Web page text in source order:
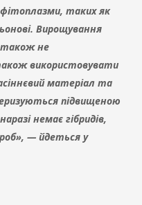
таких як
Вирощування
також не
використовувати
матеріал та
підвищеною
немає гібридів,
— йдеться у